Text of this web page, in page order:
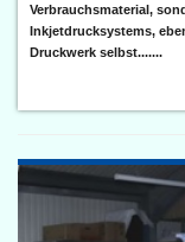
Verbrauchsmaterial,
Inkjetdrucksystems,
Druckwerk selbst.......